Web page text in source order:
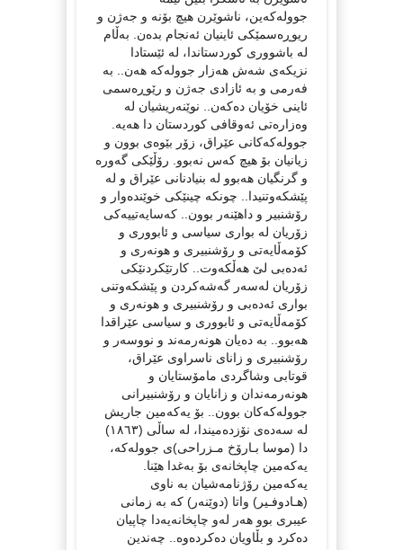
جوولەکەین، ناشوێرن هیچ بۆنە و جەژن و
ریوڕەسمێکی ئاینیان ئەنجام بدەن. بەڵام
لە باشووری کوردستاندا، لە ئێستادا
نزیکەی شەش هەزار جوولەکە هەن.. بە
فەرمی و بە ئازادی جەژن و رێوڕەسمی
ئاینی خۆیان دەکەن.. نوێنەریشیان لە
وەزارەتی ئەوقافی کوردستان دا هەیە.
جوولەکەکانی عێراق، زۆر بێوەی بوون و
زیانیان بۆ هیچ کەس نەبوو. رۆڵێکی گەورە
و گرنگیان هەبوو لە بنیادنانی عێراق و لە
پێشکەوتنیدا.. چونکە چینێکی خوێندەوار و
رۆشنبیر و داهێنەر بوون.. کەسایەتییەکی
زۆریان لە بواری سیاسی و ئابووری و
کۆمەڵایەتی و رۆشنبیری و هونەری و
ئەدەبی لێ هەڵکەوت.. کارتێکردنێکی
زۆریان لەسەر گەشەکردن و پێشکەوتنی
بواری ئەدەبی و رۆشنبیری و هونەری و
کۆمەڵایەتی و ئابووری و سیاسی عێراقدا
هەبوو.. بە دەیان هونەرمەند و نووسەر و
رۆشنبیری و زانای ناسراوی عێراق،
قوتابی وشاگردی مامۆستایان و
هونەرمەندان و زانایان و رۆشنبیرانی
جوولەکەکان بوون.. بۆ یەکەمین جاریش
لە سەدەی نۆزدەمیندا، لە ساڵی (١٨٦٣)
دا (موسا بـارۆخ مـزراحی)ی جوولەکە،
یەکەمین چاپخانەی بۆ بەغدا هێنا.
یەکەمین رۆژنامەشیان بە ناوی
(هـادوفـیر) واتا (دوێنەر) کە بە زمانی
عیبری بوو هەر لەو چاپخانەیەدا چاپیان
دەکرد و بڵاویان دەکردەوە.. چەندین